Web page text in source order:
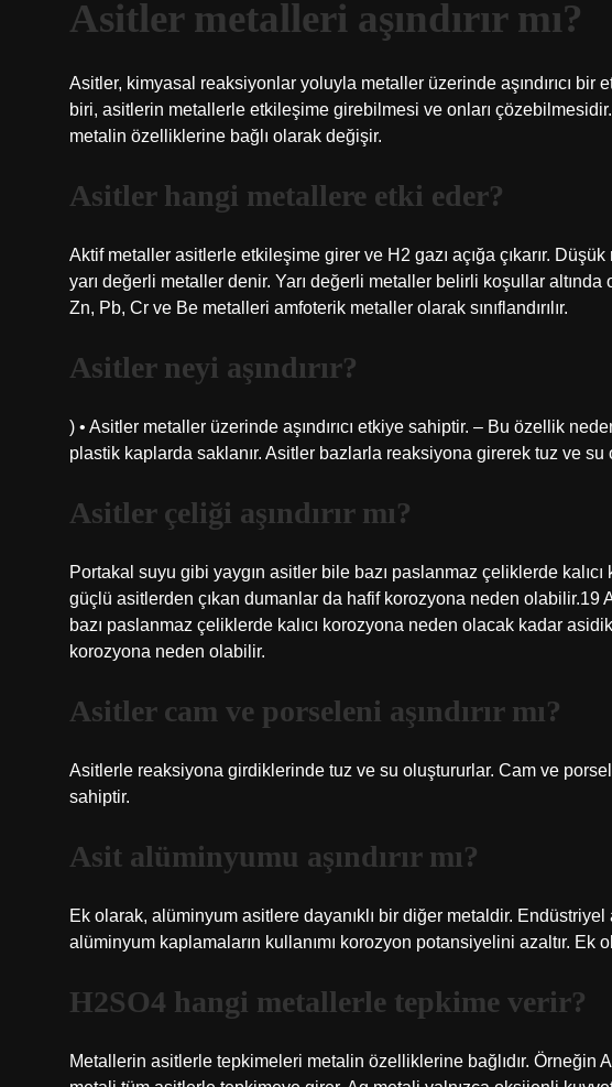
Asitler metalleri aşındırır mı?
Asitler, kimyasal reaksiyonlar yoluyla metaller üzerinde aşındırıcı bir
biri, asitlerin metallerle etkileşime girebilmesi ve onları
metalin özelliklerine bağlı olarak değişir.
Asitler hangi metallere etki eder?
Aktif metaller asitlerle etkileşime girer ve H2 gazı açığa çıkarır.
yarı değerli metaller denir. Yarı değerli metaller belirli koşullar
Zn, Pb, Cr ve Be metalleri amfoterik metaller olarak sınıflandırılır.
Asitler neyi aşındırır?
) • Asitler metaller üzerinde aşındırıcı etkiye sahiptir. – Bu özellik
plastik kaplarda saklanır. Asitler bazlarla reaksiyona girerek tuz ve su
Asitler çeliği aşındırır mı?
Portakal suyu gibi yaygın asitler bile bazı paslanmaz çeliklerde
güçlü asitlerden çıkan dumanlar da hafif korozyona neden olabilir.19
bazı paslanmaz çeliklerde kalıcı korozyona neden olacak kadar
korozyona neden olabilir.
Asitler cam ve porseleni aşındırır mı?
Asitlerle reaksiyona girdiklerinde tuz ve su oluştururlar. Cam ve
sahiptir.
Asit alüminyumu aşındırır mı?
Ek olarak, alüminyum asitlere dayanıklı bir diğer metaldir.
alüminyum kaplamaların kullanımı korozyon potansiyelini azaltır. Ek
H2SO4 hangi metallerle tepkime verir?
Metallerin asitlerle tepkimeleri metalin özelliklerine bağlıdır. Örneğin